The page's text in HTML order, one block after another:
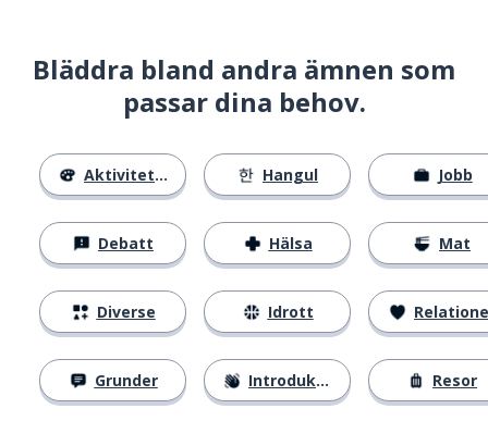
Bläddra bland andra ämnen som
passar dina behov.
Aktiviteter
Debatt
Diverse
Grunder
Hangul
Hälsa
Idrott
Introduktion
Jobb
Mat
Resor